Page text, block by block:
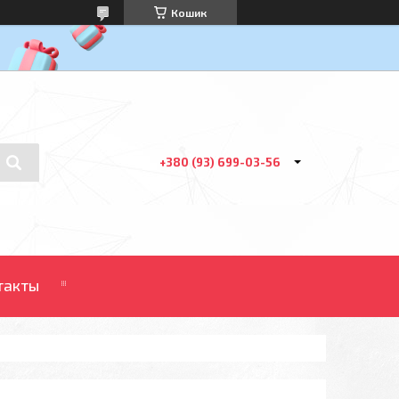
Кошик
+380 (93) 699-03-56